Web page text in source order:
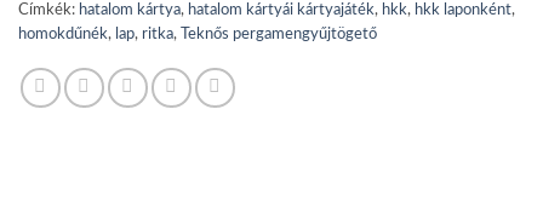
Címkék: hatalom kártya, hatalom kártyái kártyajáték, hkk, hkk laponként,
homokdűnék, lap, ritka, Teknős pergamengyűjtögető